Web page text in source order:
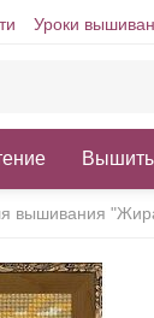
Уроки
вышивания